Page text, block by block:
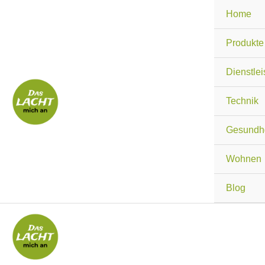
Home
Produkte
Technik
Wohnen
Blog